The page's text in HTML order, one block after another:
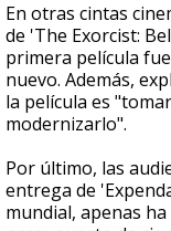
En otras cintas
de 'The Exorcist:
primera película
nuevo. Además,
la película es
modernizarlo".
Por último, las
entrega de
mundial, apenas